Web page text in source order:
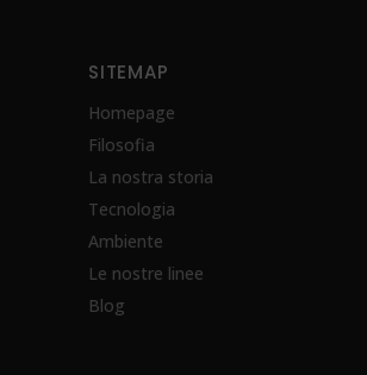
SITEMAP
Homepage
Filosofia
La nostra storia
Tecnologia
Ambiente
Le nostre linee
Blog